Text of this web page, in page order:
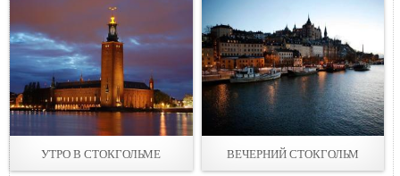
УТРО В СТОКГОЛЬМЕ ВЕЧЕРНИЙ СТОКГОЛЬМ